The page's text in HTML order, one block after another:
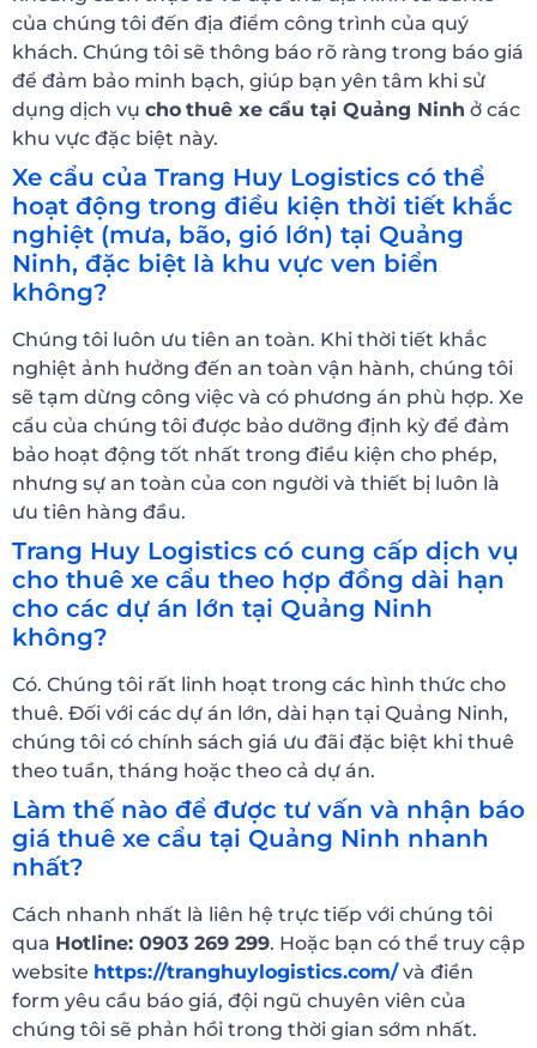
của chúng tôi đến địa điểm công trình của quý
khách. Chúng tôi sẽ thông báo rõ ràng trong báo giá
để đảm bảo minh bạch, giúp bạn yên tâm khi sử
dụng dịch vụ cho thuê xe cẩu tại Quảng Ninh ở các
khu vực đặc biệt này.
Xe cẩu của Trang Huy Logistics có thể
hoạt động trong điều kiện thời tiết khắc
nghiệt (mưa, bão, gió lớn) tại Quảng
Ninh, đặc biệt là khu vực ven biển
không?
Chúng tôi luôn ưu tiên an toàn. Khi thời tiết khắc
nghiệt ảnh hưởng đến an toàn vận hành, chúng tôi
sẽ tạm dừng công việc và có phương án phù hợp. Xe
cẩu của chúng tôi được bảo dưỡng định kỳ để đảm
bảo hoạt động tốt nhất trong điều kiện cho phép,
nhưng sự an toàn của con người và thiết bị luôn là
ưu tiên hàng đầu.
Trang Huy Logistics có cung cấp dịch vụ
cho thuê xe cẩu theo hợp đồng dài hạn
cho các dự án lớn tại Quảng Ninh
không?
Có. Chúng tôi rất linh hoạt trong các hình thức cho
thuê. Đối với các dự án lớn, dài hạn tại Quảng Ninh,
chúng tôi có chính sách giá ưu đãi đặc biệt khi thuê
theo tuần, tháng hoặc theo cả dự án.
Làm thế nào để được tư vấn và nhận báo
giá thuê xe cẩu tại Quảng Ninh nhanh
nhất?
Cách nhanh nhất là liên hệ trực tiếp với chúng tôi
qua Hotline: 0903 269 299. Hoặc bạn có thể truy cập
website https://tranghuylogistics.com/và điền
form yêu cầu báo giá, đội ngũ chuyên viên của
chúng tôi sẽ phản hồi trong thời gian sớm nhất.